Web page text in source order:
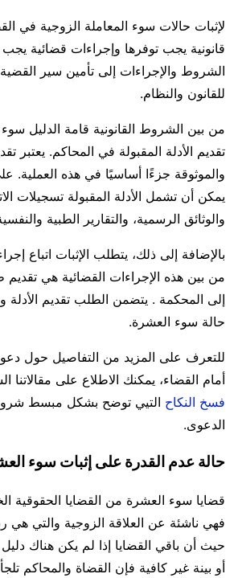
لإثبات حالات سوء المعاملة الزوجية في
قانونية يجب توفرها وإجراءات قضائية يجب
الشروط والإجراءات إلى تأمين سير
للقانون والنظام.
من بين الشروط القانونية قامة الدليل
تقديم الأدلة المقبولة في المحاكم. يعتبر
والموثوقة جزءًا أساسيًا في هذه العملية.
يمكن أن تشمل الأدلة المقبولة تسجيلات
والوثائق الرسمية، والتقارير الطبية
بالإضافة إلى ذلك، يتطلب الإثبات اتباع
من بين هذه الإجراءات القضائية هي
إلى المحكمة . يتضمن الطلب تقديم الأدلة
حالة سوء العشرة.
للتعرف على المزيد من التفاصيل حول
أمام القضاء، يمكنك الاطلاع على مقالاتنا
فسخ النكاح التيي توضح بشكل مبسط
الدعوى.
حالة عدم القدرة على إثبات سوء
قضايا سوء العشرة من القضايا الحقوقية
فهي ناشئة عن العلاقة الزوجية والتي
حيث أن باقي القضايا إذا لم يكن هناك دليل
أو بينة غير كافية فإن القضاة والمحاكم